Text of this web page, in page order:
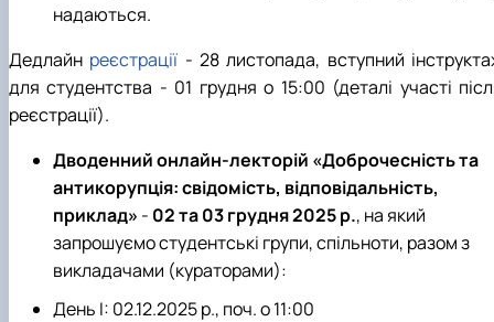
надаються.
Дедлайн реєстрації - 28 листопада, вступний
для студентства - 01 грудня о 15:00 (деталі участі
реєстрації).
Дводенний онлайн-лекторій «Доброчесність та
антикорупція: свідомість, відповідальність,
приклад» - 02 та 03 грудня 2025 р., на який
запрошуємо студентські групи, спільноти, разом з
викладачами (кураторами):
День І: 02.12.2025 р., поч. о 11:00